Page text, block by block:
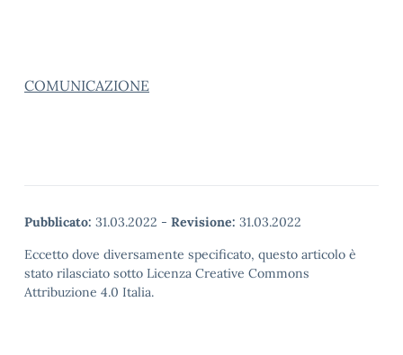
COMUNICAZIONE
Pubblicato: 31.03.2022 - Revisione: 31.03.2022
Eccetto dove diversamente specificato, questo articolo è
stato rilasciato sotto Licenza Creative Commons
Attribuzione 4.0 Italia.